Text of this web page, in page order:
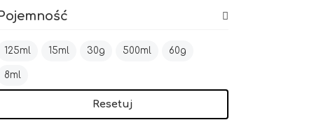
125ml 15ml 30g 500ml 60g
8ml
Resetuj